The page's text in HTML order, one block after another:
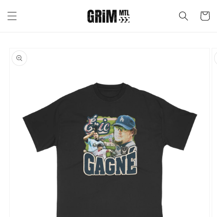
au
contenu
Panier
Passer aux
informations
produits